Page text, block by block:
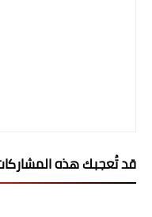
قد تُعجبك هذه